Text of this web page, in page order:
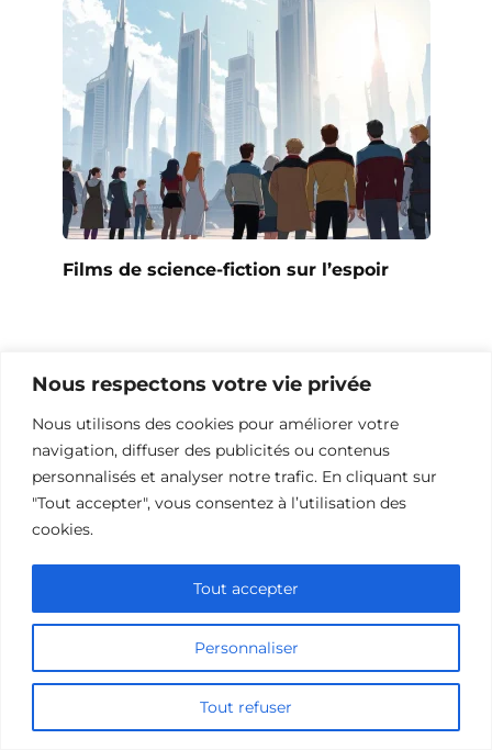
Nous respectons votre vie privée
Nous utilisons des cookies pour améliorer votre
navigation, diffuser des publicités ou contenus
personnalisés et analyser notre trafic. En cliquant sur
"Tout accepter", vous consentez à l’utilisation des
cookies.
Personnaliser
Tout refuser
Tout accepter
Films de science-fiction sur l’espoir
Ajouter un commentaire
Name
Comment
Save my name, email, and website in this browser for the